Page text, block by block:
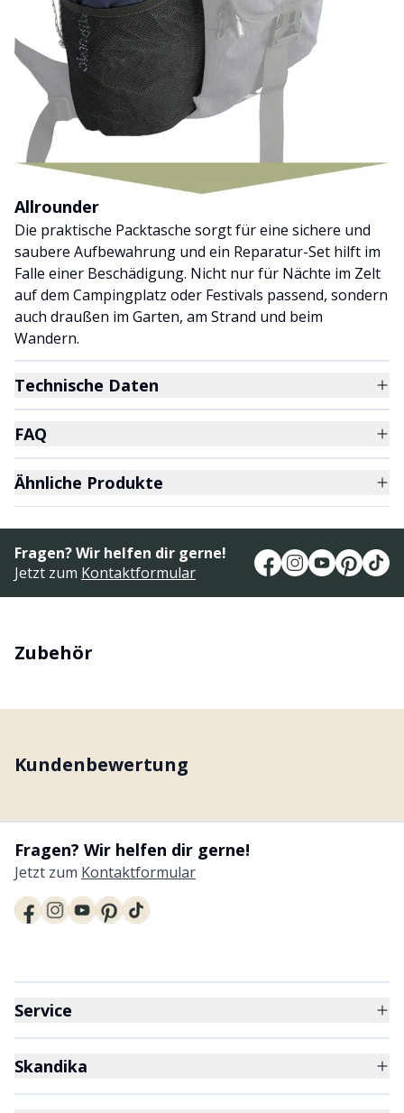
Allrounder
Die praktische Packtasche sorgt für eine sichere und
saubere Aufbewahrung und ein Reparatur-Set hilft im
Falle einer Beschädigung. Nicht nur für Nächte im Zelt
auf dem Campingplatz oder Festivals passend, sondern
auch draußen im Garten, am Strand und beim
Wandern.
Technische Daten
FAQ
Ähnliche Produkte
Fragen? Wir helfen dir gerne!
Jetzt zum Kontaktformular
Zubehör
Kundenbewertung
Fragen? Wir helfen dir gerne!
Jetzt zum Kontaktformular
Service
Skandika